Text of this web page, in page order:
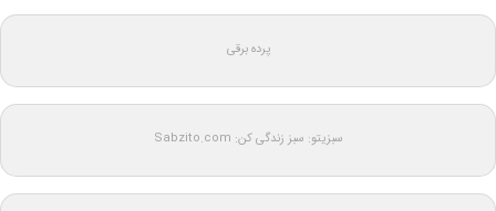
پرده برقی
سبزیتو: سبز زندگی کن: Sabzito.com